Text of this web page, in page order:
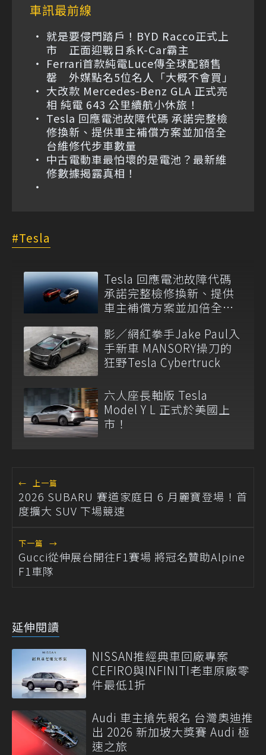
車訊最前線
就是要侵門踏戶！BYD Racco正式上
市 正面迎戰日系K-Car霸主
Ferrari首款純電Luce傳全球配額售
罄 外媒點名5位名人「大概不會買」
大改款 Mercedes-Benz GLA 正式亮
相 純電 643 公里續航小休旅！
Tesla 回應電池故障代碼 承諾完整檢
修換新、提供車主補償方案並加倍全
台維修代步車數量
中古電動車最怕壞的是電池？最新維
修數據揭露真相！
Tesla
Tesla 回應電池故障代碼
承諾完整檢修換新、提供
車主補償方案並加倍全台
影／網紅拳手Jake Paul入
手新車 MANSORY操刀的
狂野Tesla Cybertruck
六人座長軸版 Tesla
Model Y L 正式於美國上
市！
← 上一篇
2026 SUBARU 賽道家庭日 6 月麗寶登場！首
度擴大 SUV 下場競速
下一篇 →
Gucci從伸展台開往F1賽場 將冠名贊助Alpine
F1車隊
延伸閱讀
NISSAN推經典車回廠專案
CEFIRO與INFINITI老車原廠零
件最低1折
Audi 車主搶先報名 台灣奧迪推
出 2026 新加坡大獎賽 Audi 極
速之旅